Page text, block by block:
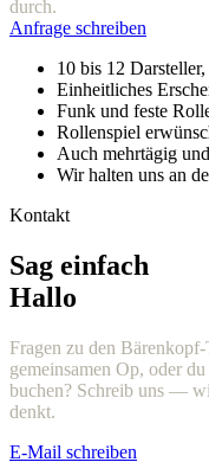
durch.
Anfrage schreiben
10 bis 12
Einheitliches
Funk und feste
Rollenspiel
Auch mehrtägig
Wir halten uns an
Kontakt
Sag einfach
Hallo
Fragen zu den
gemeinsamen Op, oder
buchen? Schreib uns —
denkt.
E-Mail schreiben